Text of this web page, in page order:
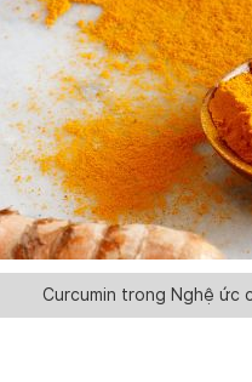
Curcumin trong Nghệ ức